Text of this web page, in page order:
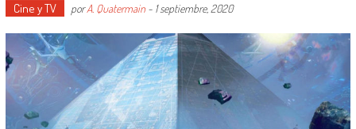
Cine y TV porA. Quatermain- 1 septiembre, 2020